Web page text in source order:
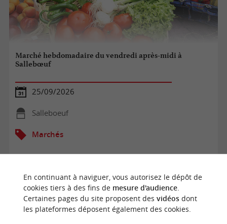
Marché hebdomadaire du vendredi après-midi à
Sallebœuf
25/09/2026
Salleboeuf
Marchés
En continuant à naviguer, vous autorisez le dépôt de
cookies tiers à des fins de mesure d'audience.
Certaines pages du site proposent des vidéosdont
les plateformes déposent également des cookies.